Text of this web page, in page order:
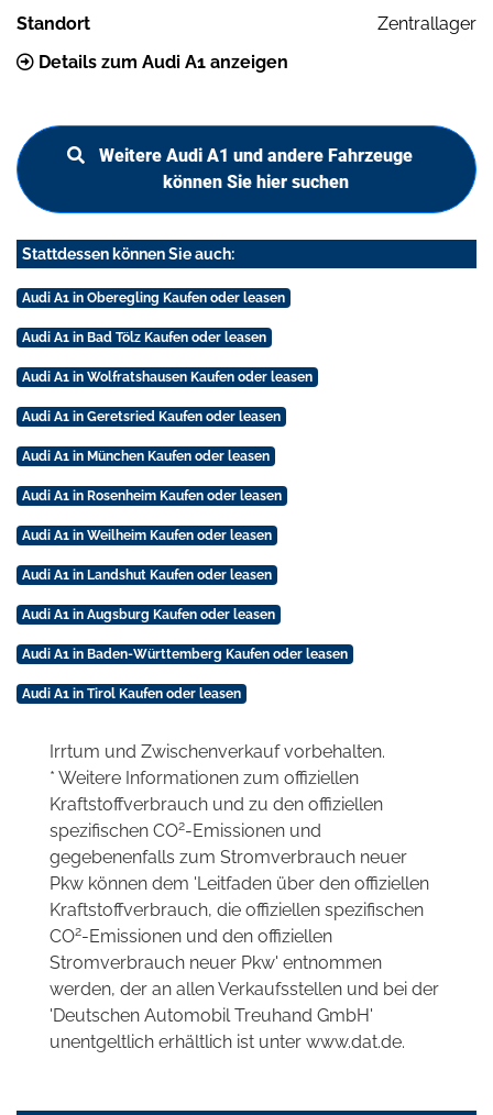
Standort
Zentrallager
Details zum Audi A1 anzeigen
Weitere Audi A1 und andere Fahrzeuge
können Sie hier suchen
Stattdessen können Sie auch:
Audi A1 in Oberegling Kaufen oder leasen
Audi A1 in Bad Tölz Kaufen oder leasen
Audi A1 in Wolfratshausen Kaufen oder leasen
Audi A1 in Geretsried Kaufen oder leasen
Audi A1 in München Kaufen oder leasen
Audi A1 in Rosenheim Kaufen oder leasen
Audi A1 in Weilheim Kaufen oder leasen
Audi A1 in Landshut Kaufen oder leasen
Audi A1 in Augsburg Kaufen oder leasen
Audi A1 in Baden-Württemberg Kaufen oder leasen
Audi A1 in Tirol Kaufen oder leasen
Irrtum und Zwischenverkauf vorbehalten.
* Weitere Informationen zum offiziellen
Kraftstoffverbrauch und zu den offiziellen
spezifischen CO2-Emissionen und
gegebenenfalls zum Stromverbrauch neuer
Pkw können dem 'Leitfaden über den offiziellen
Kraftstoffverbrauch, die offiziellen spezifischen
CO2-Emissionen und den offiziellen
Stromverbrauch neuer Pkw' entnommen
werden, der an allen Verkaufsstellen und bei der
'Deutschen Automobil Treuhand GmbH'
unentgeltlich erhältlich ist unter www.dat.de.